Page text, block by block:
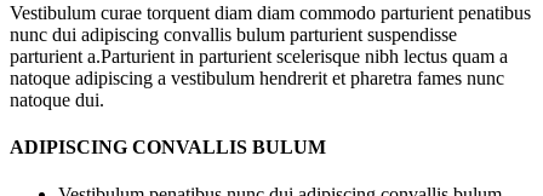
Vestibulum curae torquent diam diam commodo parturient penatibus
nunc dui adipiscing convallis bulum parturient suspendisse
parturient a.Parturient in parturient scelerisque nibh lectus quam a
natoque adipiscing a vestibulum hendrerit et pharetra fames nunc
natoque dui.
ADIPISCING CONVALLIS BULUM